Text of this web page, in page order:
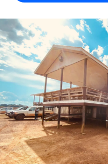
INFRASTRUKTUR
Remote Embedded
Nahtlose Integration
Plattform
Integrierte HR-
Verknüpfen Neu
Verknüpfung beliebiger
MCP
Integrationen
Prozessoptimierung
Mittelstand
Maßgeschneiderte
vergrößern
Enterprise
Globale HR für
PARTNER WERDEN
Strategische
Flexible Einbettung
Plattform
LERNEN MIT REMOTE
Forschung und Leitfäden
Fallstudien
HR-Glossar
Checklisten und
Bibliothek für
Webinare
Español
Italiano
Português (Portugal)
日本語
한국어
中文（简体）